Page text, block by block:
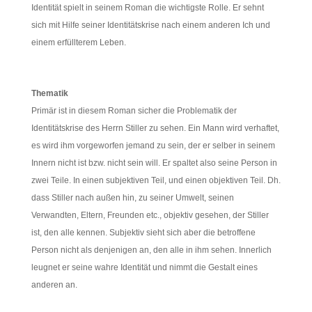
Identität spielt in seinem Roman die wichtigste Rolle. Er sehnt
sich mit Hilfe seiner Identitätskrise nach einem anderen Ich und
einem erfüllterem Leben.
Thematik
Primär ist in diesem Roman sicher die Problematik der
Identitätskrise des Herrn Stiller zu sehen. Ein Mann wird verhaftet,
es wird ihm vorgeworfen jemand zu sein, der er selber in seinem
Innern nicht ist bzw. nicht sein will. Er spaltet also seine Person in
zwei Teile. In einen subjektiven Teil, und einen objektiven Teil. Dh.
dass Stiller nach außen hin, zu seiner Umwelt, seinen
Verwandten, Eltern, Freunden etc., objektiv gesehen, der Stiller
ist, den alle kennen. Subjektiv sieht sich aber die betroffene
Person nicht als denjenigen an, den alle in ihm sehen. Innerlich
leugnet er seine wahre Identität und nimmt die Gestalt eines
anderen an.